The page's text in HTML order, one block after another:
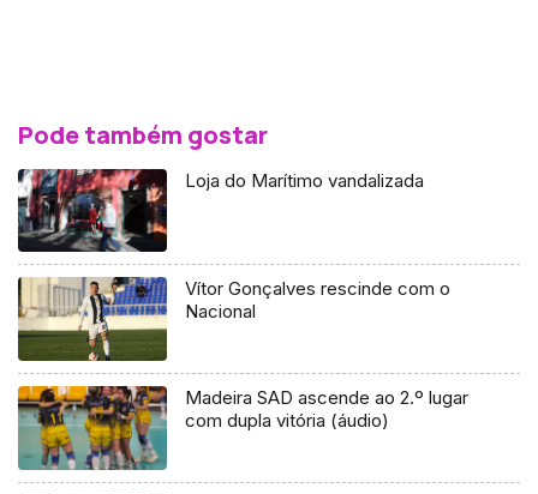
Pode também gostar
Loja do Marítimo vandalizada
Vítor Gonçalves rescinde com o
Nacional
Madeira SAD ascende ao 2.º lugar
com dupla vitória (áudio)